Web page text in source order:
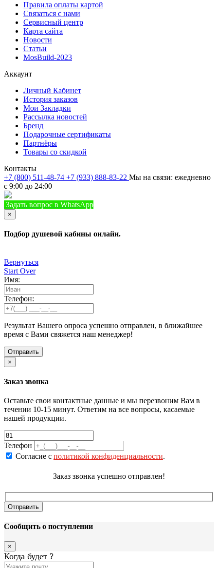
Правила оплаты картой
Связаться с нами
Сервисный центр
Карта сайта
Новости
Статьи
MosBuild-2023
Аккаунт
Личный Кабинет
История заказов
Мои Закладки
Рассылка новостей
Бренд
Подарочные сертификаты
Партнёры
Товары со скидкой
Контакты
+7 (800) 511-48-74 +7 (933) 888-83-22 Мы на связи: ежедневно
с 9:00 до 24:00
Задать вопрос в WhatsApp
×
Подбор душевой кабины онлайн.
Вернуться
Start Over
Имя:
Телефон:
Результат Вашего опроса успешно отправлен, в ближайшее
время с Вами свяжется наш менеджер!
×
Заказ звонка
Оставьте свои контактные данные и мы перезвоним Вам в
течении 10-15 минут. Ответим на все вопросы, касаемые
нашей продукции.
Телефон
Согласие с политикой конфиденциальности.
Заказ звонка успешно отправлен!
Сообщить о поступлении
×
Когда будет ?